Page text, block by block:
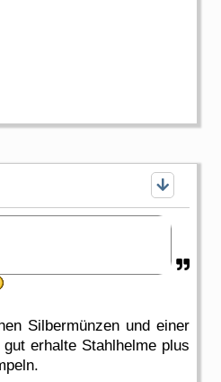
Silbermünzen und einer
erhalte Stahlhelme plus